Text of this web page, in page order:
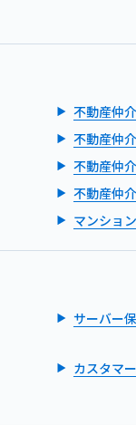
不動産仲
不動産仲
不動産仲
不動産仲
マンショ
サーバー
カスタマ